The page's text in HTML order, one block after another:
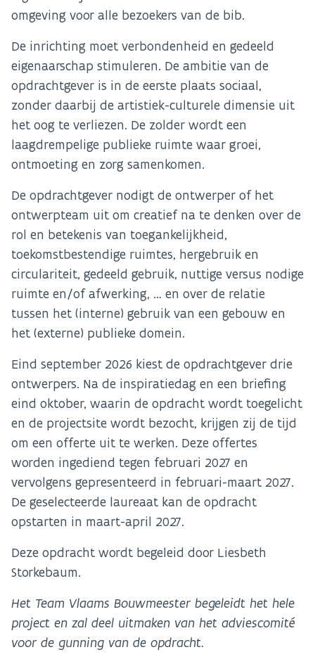
omgeving voor alle bezoekers van de bib.
De inrichting moet verbondenheid en gedeeld
eigenaarschap stimuleren. De ambitie van de
opdrachtgever is in de eerste plaats sociaal,
zonder daarbij de artistiek-culturele dimensie uit
het oog te verliezen. De zolder wordt een
laagdrempelige publieke ruimte waar groei,
ontmoeting en zorg samenkomen.
De opdrachtgever nodigt de ontwerper of het
ontwerpteam uit om creatief na te denken over de
rol en betekenis van toegankelijkheid,
toekomstbestendige ruimtes, hergebruik en
circulariteit, gedeeld gebruik, nuttige versus nodige
ruimte en/of afwerking, … en over de relatie
tussen het (interne) gebruik van een gebouw en
het (externe) publieke domein.
Eind september 2026 kiest de opdrachtgever drie
ontwerpers. Na de inspiratiedag en een briefing
eind oktober, waarin de opdracht wordt toegelicht
en de projectsite wordt bezocht, krijgen zij de tijd
om een offerte uit te werken. Deze offertes
worden ingediend tegen februari 2027 en
vervolgens gepresenteerd in februari-maart 2027.
De geselecteerde laureaat kan de opdracht
opstarten in maart-april 2027.
Deze opdracht wordt begeleid door Liesbeth
Storkebaum.
Het Team Vlaams Bouwmeester begeleidt het hele
project en zal deel uitmaken van het adviescomité
voor de gunning van de opdracht.